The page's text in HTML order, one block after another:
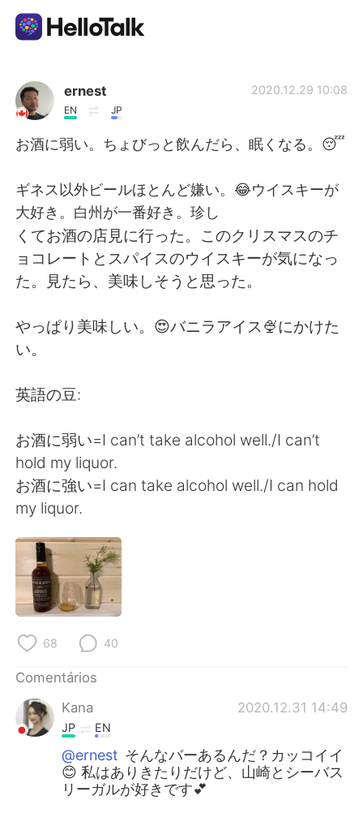
Aplicativo de troca de idioma
AI Grammar Checker
English 简体中文
繁體中文 Español
العربية Français
ไทย Indonesia
Italiano Türkçe
ernest
EN JP
2020.12.29 10:08
お酒に弱い。ちょびっと飲んだら、眠くなる。😴
ギネス以外ビールほとんど嫌い。😂ウイスキーが
大好き。白州が一番好き。珍し
くてお酒の店見に行った。このクリスマスのチ
ョコレートとスパイスのウイスキーが気になっ
た。見たら、美味しそうと思った。
やっぱり美味しい。😍バニラアイス🍨にかけた
い。
英語の豆:
お酒に弱い=I can’t take alcohol well./I can’t
hold my liquor.
お酒に強い=I can take alcohol well./I can hold
my liquor.
68 40
Comentários
Kana
2020.12.31 14:49
JP EN
@ernest そんなバーあるんだ？カッコイイ
😊 私はありきたりだけど、山崎とシーバス
リーガルが好きです💕